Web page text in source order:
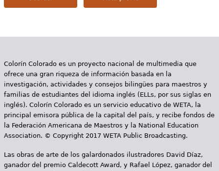
Colorín Colorado es un proyecto nacional de multimedia que
ofrece una gran riqueza de información basada en la
investigación, actividades y consejos bilingües para maestros y
familias de estudiantes del idioma inglés (ELLs, por sus siglas en
inglés). Colorín Colorado es un servicio educativo de WETA, la
principal emisora pública de la capital del país, y recibe fondos de
la Federación Americana de Maestros y la National Education
Association. © Copyright 2017 WETA Public Broadcasting.
Las obras de arte de los galardonados ilustradores David Díaz,
ganador del premio Caldecott Award, y Rafael López, ganador del